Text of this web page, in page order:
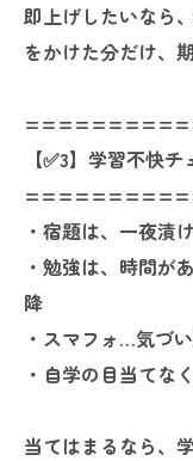
即上げしたいなら
をかけた分だけ、
【✅️3】学習不快チ
・宿題は、一夜漬
・勉強は、時間が
降
・スマフォ…気づ
・自学の目当てな
当てはまるなら、